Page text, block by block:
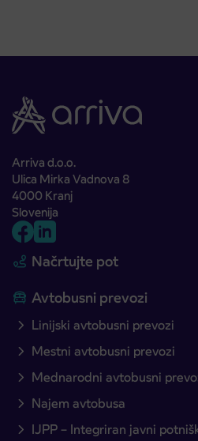
Arriva d.o.o.
Ulica Mirka Vadnova 8
4000 Kranj
Slovenija
Načrtujte pot
Avtobusni prevozi
Linijski avtobusni prevozi
Mestni avtobusni prevozi
Mednarodni avtobusni
Najem avtobusa
IJPP – Integriran javni